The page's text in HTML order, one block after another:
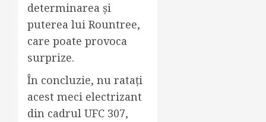
determinarea și
puterea lui Rountree,
care poate provoca
surprize.
În concluzie, nu ratați
acest meci electrizant
din cadrul UFC 307,